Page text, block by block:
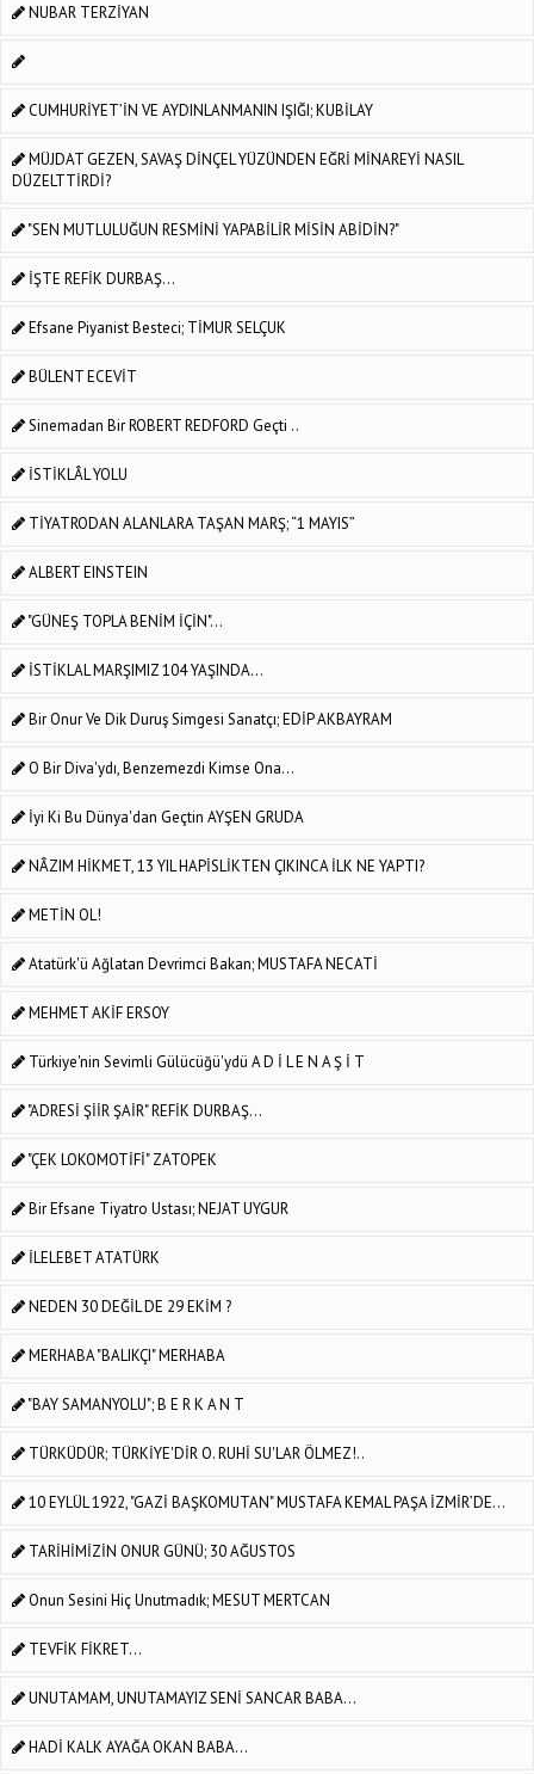
NUBAR TERZİYAN
CUMHURİYET’İN VE AYDINLANMANIN IŞIĞI; KUBİLAY
MÜJDAT GEZEN, SAVAŞ DİNÇEL YÜZÜNDEN EĞRİ MİNAREYİ NASIL
DÜZELTTİRDİ?
"SEN MUTLULUĞUN RESMİNİ YAPABİLİR MİSİN ABİDİN?"
İŞTE REFİK DURBAŞ...
Efsane Piyanist Besteci; TİMUR SELÇUK
BÜLENT ECEVİT
Sinemadan Bir ROBERT REDFORD Geçti ..
İSTİKLÂL YOLU
TİYATRODAN ALANLARA TAŞAN MARŞ; “1 MAYIS”
ALBERT EINSTEIN
"GÜNEŞ TOPLA BENİM İÇİN"…
İSTİKLAL MARŞIMIZ 104 YAŞINDA...
Bir Onur Ve Dik Duruş Simgesi Sanatçı; EDİP AKBAYRAM
O Bir Diva'ydı, Benzemezdi Kimse Ona...
İyi Ki Bu Dünya'dan Geçtin AYŞEN GRUDA
NÂZIM HİKMET, 13 YIL HAPİSLİKTEN ÇIKINCA İLK NE YAPTI?
METİN OL!
Atatürk'ü Ağlatan Devrimci Bakan; MUSTAFA NECATİ
MEHMET AKİF ERSOY
Türkiye'nin Sevimli Gülücüğü'ydü A D İ L E N A Ş İ T
"ADRESİ ŞİİR ŞAİR" REFİK DURBAŞ...
"ÇEK LOKOMOTİFİ" ZATOPEK
Bir Efsane Tiyatro Ustası; NEJAT UYGUR
İLELEBET ATATÜRK
NEDEN 30 DEĞİL DE 29 EKİM ?
MERHABA "BALIKÇI" MERHABA
"BAY SAMANYOLU"; B E R K A N T
TÜRKÜDÜR; TÜRKİYE'DİR O. RUHİ SU'LAR ÖLMEZ!..
10 EYLÜL 1922, "GAZİ BAŞKOMUTAN" MUSTAFA KEMAL PAŞA İZMİR’DE...
TARİHİMİZİN ONUR GÜNÜ; 30 AĞUSTOS
Onun Sesini Hiç Unutmadık; MESUT MERTCAN
TEVFİK FİKRET...
UNUTAMAM, UNUTAMAYIZ SENİ SANCAR BABA...
HADİ KALK AYAĞA OKAN BABA...